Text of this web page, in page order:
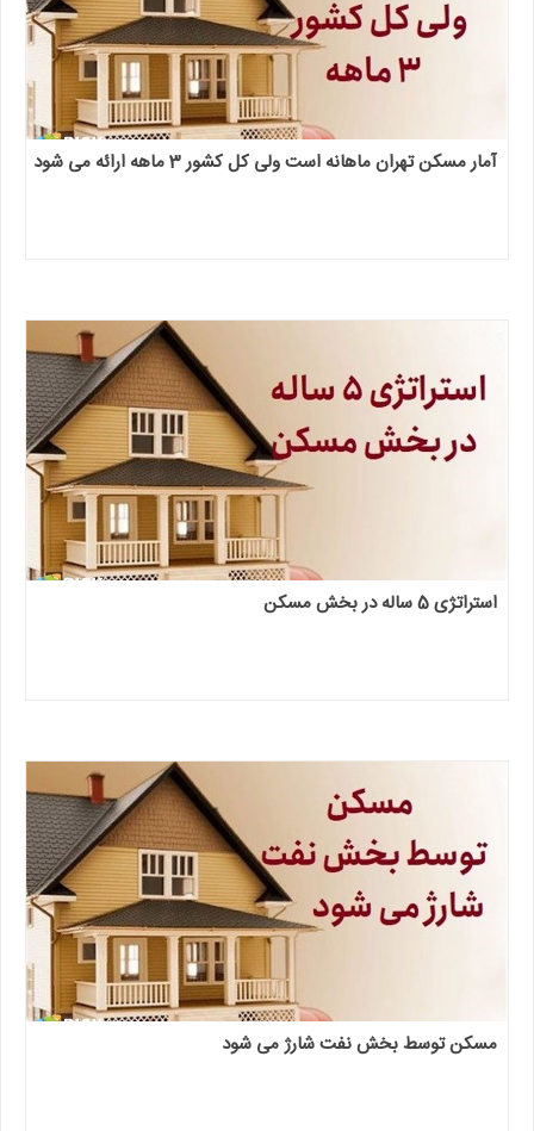
آمار مسکن تهران ماهانه است ولی کل کشور 3 ماهه ارائه می شود
استراتژی 5 ساله در بخش مسکن
مسکن توسط بخش نفت شارژ می شود